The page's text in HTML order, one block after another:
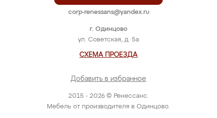
2015 - 2026 © Ренессанс.
Мебель от производителя в Одинцово.
г. Одинцово
ул. Советская, д. 5а
СХЕМА ПРОЕЗДА
Добавить в избранное
corp-renessans@yandex.ru